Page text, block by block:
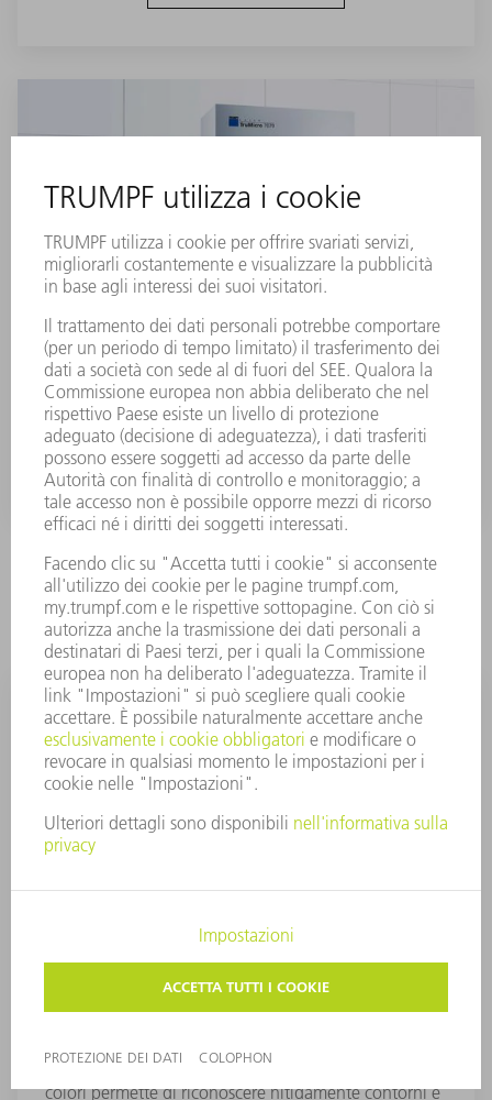
TRUMICRO SERIE 7000
Costruita per massime prestazioni
VAI AL PRODOTTO
Svariate funzioni innovative permettono di ampliare l'ottica
di focalizzazione programmabile PFO.
videocamere. Un sistema con videocamera digitale a
colori permette di riconoscere nitidamente contorni e